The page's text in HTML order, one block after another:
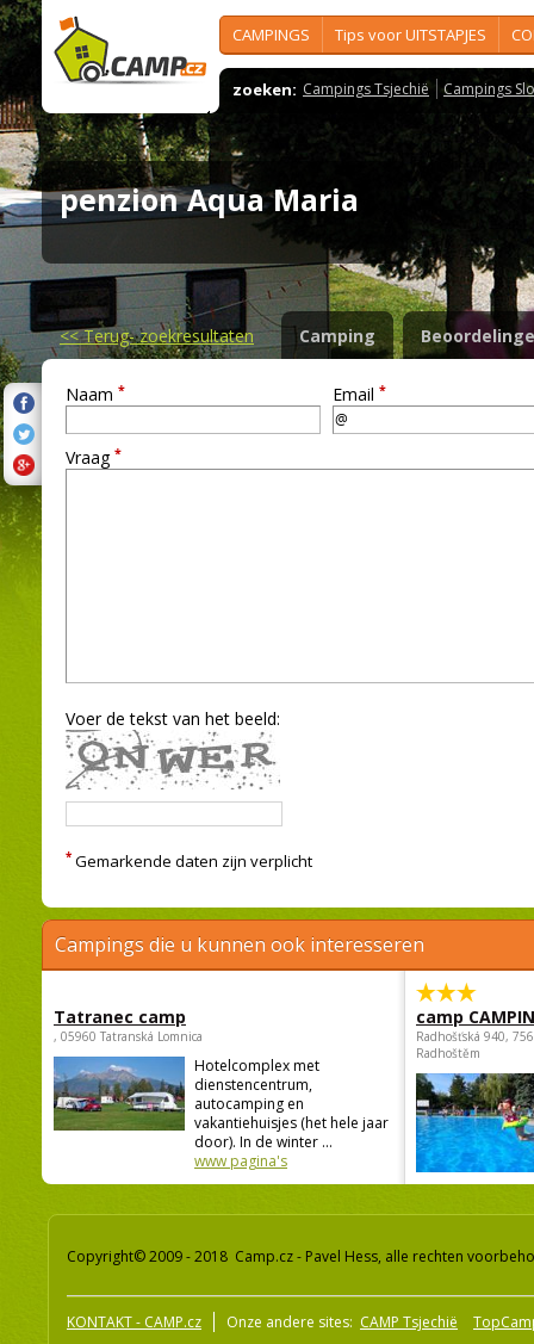
CAMPINGS Tips voor UITSTAPJES
zoeken: Campings Tsjechië Campings
penzion Aqua Maria
<<Terug- zoekresultaten Camping
Naam * Email *
Vraag *
Voer de tekst van het beeld:
* Gemarkende daten zijn verplicht
Campings die u kunnen ook interesseren
Tatranec camp
, 05960 Tatranská Lomnica
Hotelcomplex met
dienstencentrum,
autocamping en
vakantiehuisjes (het hele jaar
door). In de winter ...
www pagina's
camp
Radhošťská 940,
Radhoštěm
Copyright© 2009 - 2018 Camp.cz - Pavel Hess, alle rechten
KONTAKT - CAMP.cz Onze andere sites: CAMP Tsjechië